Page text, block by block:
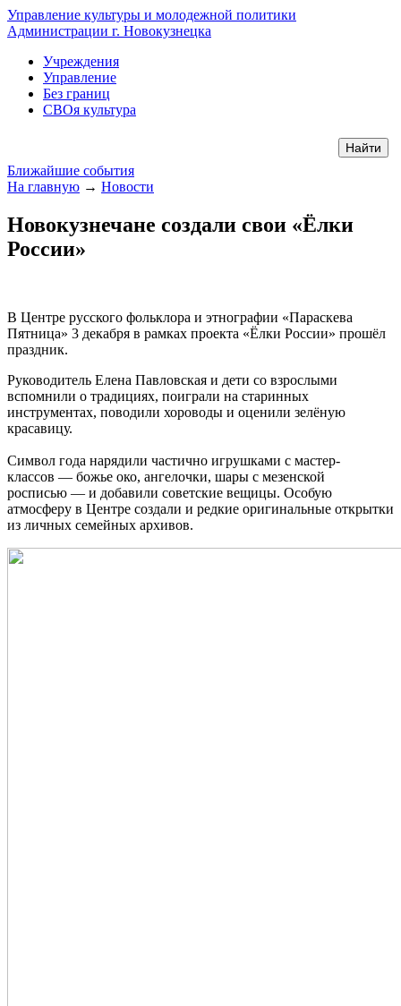
Управление культуры и молодежной политики
Администрации г. Новокузнецка
Учреждения
Управление
Без границ
СВОя культура
Ближайшие события
На главную → Новости
Новокузнечане создали свои «Ёлки
России»
В Центре русского фольклора и этнографии «Параскева
Пятница» 3 декабря в рамках проекта «Ёлки России» прошёл
праздник.
Руководитель Елена Павловская и дети со взрослыми
вспомнили о традициях, поиграли на старинных
инструментах, поводили хороводы и оценили зелёную
красавицу.
Символ года нарядили частично игрушками с мастер-
классов — божье око, ангелочки, шары с мезенской
росписью — и добавили советские вещицы. Особую
атмосферу в Центре создали и редкие оригинальные открытки
из личных семейных архивов.